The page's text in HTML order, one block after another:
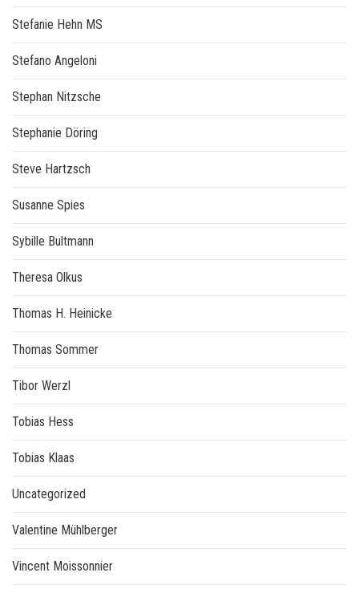
Stefanie Hehn MS
Stefano Angeloni
Stephan Nitzsche
Stephanie Döring
Steve Hartzsch
Susanne Spies
Sybille Bultmann
Theresa Olkus
Thomas H. Heinicke
Thomas Sommer
Tibor Werzl
Tobias Hess
Tobias Klaas
Uncategorized
Valentine Mühlberger
Vincent Moissonnier